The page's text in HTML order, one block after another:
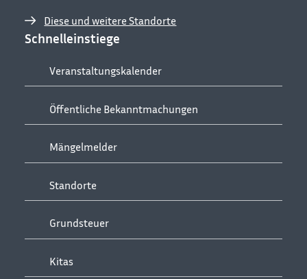
Diese und weitere Standorte
Schnelleinstiege
Veranstaltungskalender
Öffentliche Bekanntmachungen
Mängelmelder
Standorte
Grundsteuer
Kitas